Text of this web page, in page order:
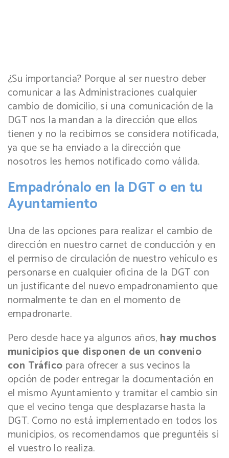
¿Su importancia? Porque al ser nuestro deber
comunicar a las Administraciones cualquier
cambio de domicilio, si una comunicación de la
DGT nos la mandan a la dirección que ellos
tienen y no la recibimos se considera notificada,
ya que se ha enviado a la dirección que
nosotros les hemos notificado como válida.
Empadrónalo en la DGT o en tu
Ayuntamiento
Una de las opciones para realizar el cambio de
dirección en nuestro carnet de conducción y en
el permiso de circulación de nuestro vehículo es
personarse en cualquier oficina de la DGT con
un justificante del nuevo empadronamiento que
normalmente te dan en el momento de
empadronarte.
Pero desde hace ya algunos años, hay muchos
municipios que disponen de un convenio
con Tráfico para ofrecer a sus vecinos la
opción de poder entregar la documentación en
el mismo Ayuntamiento y tramitar el cambio sin
que el vecino tenga que desplazarse hasta la
DGT. Como no está implementado en todos los
municipios, os recomendamos que preguntéis si
el vuestro lo realiza.